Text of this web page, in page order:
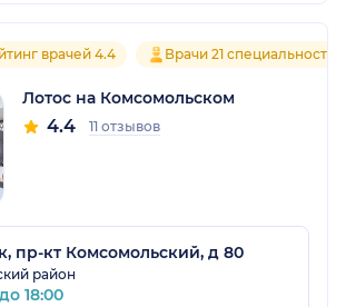
врачей 4.4 Врачи 21 специальностей
Лотос на Комсомольском
4.4 11 отзывов
пр-кт Комсомольский, д 80
район
18:00